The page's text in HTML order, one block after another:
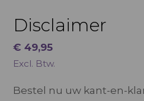
Disclaimer
€ 49,95
Excl. Btw.
Bestel nu uw kant-en-